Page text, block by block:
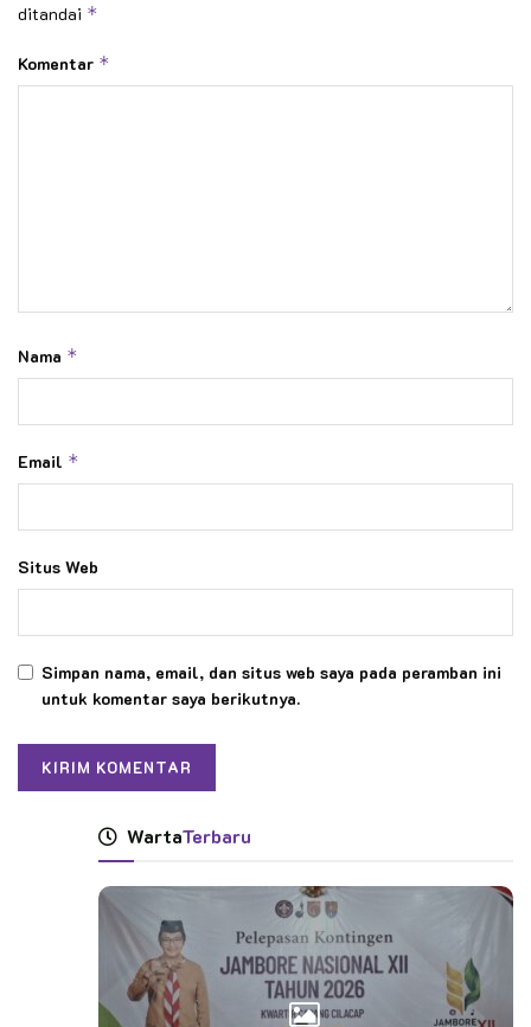
ditandai *
Komentar *
Nama *
Email *
Situs Web
Simpan nama, email, dan situs web saya pada peramban ini
untuk komentar saya berikutnya.
WartaTerbaru